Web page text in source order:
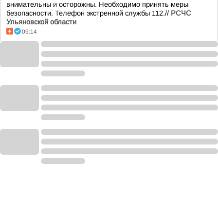
внимательны и осторожны. Необходимо принять меры
безопасности. Телефон экстренной службы 112.// РСЧС
Ульяновской области
09:14